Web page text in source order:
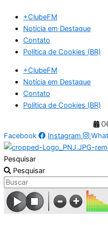
para
conteúdo
+ClubeFM
Notícia em Destaque
Contato
Política de Cookies (BR)
+ClubeFM
Notícia em Destaque
Contato
Política de Cookies (BR)
Facebook
Instagram
Pesquisar
Pesquisar